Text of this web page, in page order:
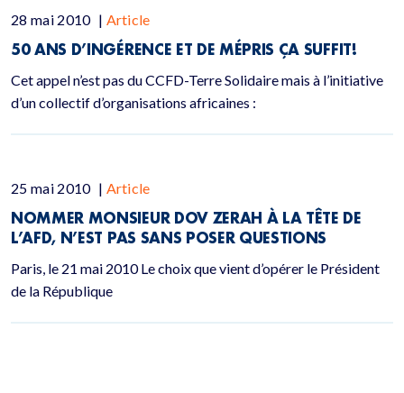
28 mai 2010 | Article
50 ANS D’INGÉRENCE ET DE MÉPRIS ÇA SUFFIT!
Cet appel n’est pas du CCFD-Terre Solidaire mais à l’initiative
d’un collectif d’organisations africaines :
25 mai 2010 | Article
NOMMER MONSIEUR DOV ZERAH À LA TÊTE DE
L’AFD, N’EST PAS SANS POSER QUESTIONS
Paris, le 21 mai 2010 Le choix que vient d’opérer le Président
de la République